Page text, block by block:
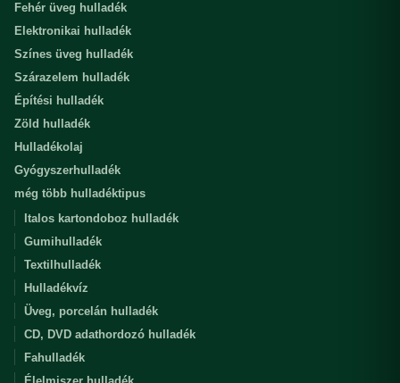
Fehér üveg hulladék
Elektronikai hulladék
Színes üveg hulladék
Szárazelem hulladék
Építési hulladék
Zöld hulladék
Hulladékolaj
Gyógyszerhulladék
még több hulladéktipus
Italos kartondoboz hulladék
Gumihulladék
Textilhulladék
Hulladékvíz
Üveg, porcelán hulladék
CD, DVD adathordozó hulladék
Fahulladék